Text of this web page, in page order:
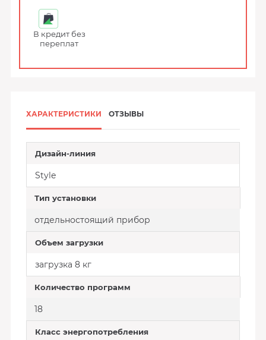
В кредит без
переплат
ХАРАКТЕРИСТИКИ ОТЗЫВЫ
Дизайн-линия
Style
Тип установки
отдельностоящий прибор
Объем загрузки
загрузка 8 кг
Количество программ
18
Класс энергопотребления